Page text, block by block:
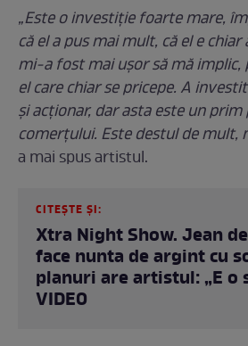
„Este o investiție foarte mare,
că el a pus mai mult, că el e
mi-a fost mai ușor să mă implic,
el care chiar se pricepe. A
și acționar, dar asta este un prim
comerțului. Este destul de mult,
a mai spus artistul.
CITEȘTE ȘI:
Xtra Night Show. Jean
face nunta de argint cu
planuri are artistul: „E o
VIDEO